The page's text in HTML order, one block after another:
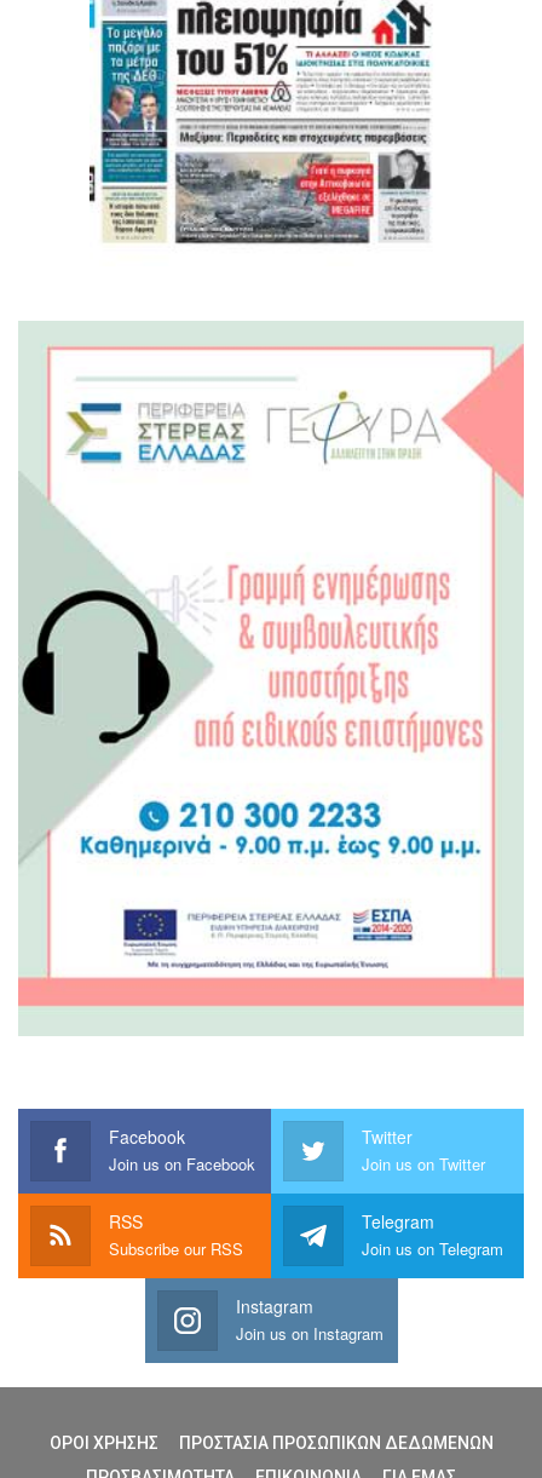
Facebook
Join us on Facebook
Twitter
Join us on Twitter
RSS
Subscribe our RSS
Telegram
Join us on Telegram
Instagram
Join us on Instagram
ΟΡΟΙ ΧΡΗΣΗΣ
ΠΡΟΣΤΑΣΙΑ ΠΡΟΣΩΠΙΚΩΝ ΔΕΔΩΜΕΝΩΝ